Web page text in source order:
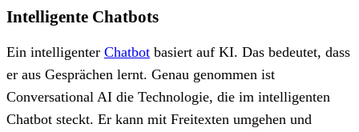
Intelligente Chatbots
Ein intelligenter Chatbot basiert auf KI. Das bedeutet, dass
er aus Gesprächen lernt. Genau genommen ist
Conversational AI die Technologie, die im intelligenten
Chatbot steckt. Er kann mit Freitexten umgehen und